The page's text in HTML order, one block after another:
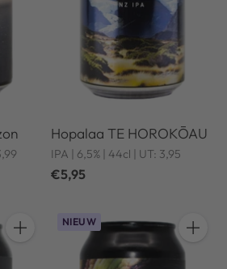
Hopalaa TE HOROKŌAU
IPA | 6,5% | 44cl | UT: 3,95
€5,95
Hoeveelheid
NIEUW